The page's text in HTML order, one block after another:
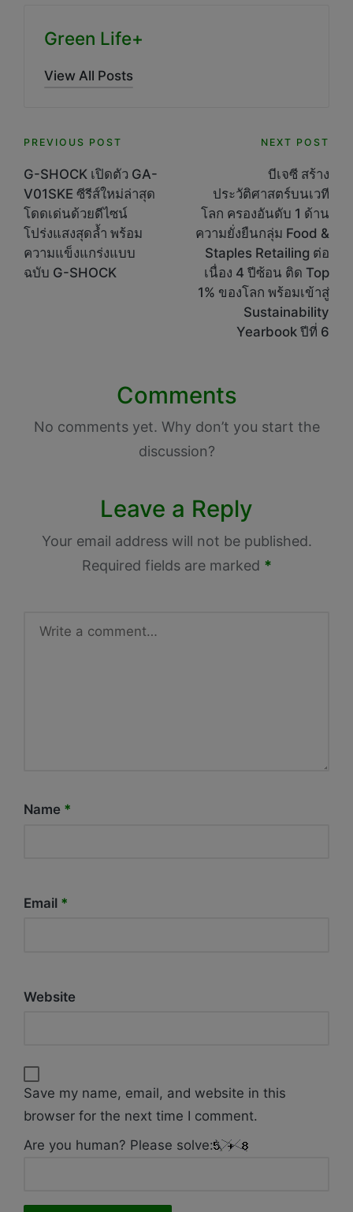
Green Life+
View All Posts
Post
navigation
PREVIOUS POST
G-SHOCK เปิดตัว GA-
V01SKE ซีรีส์ใหม่ล่าสุด
โดดเด่นด้วยดีไซน์
โปร่งแสงสุดล้ำ พร้อม
ความแข็งแกร่งแบบ
ฉบับ G-SHOCK
NEXT POST
บีเจซี สร้าง
ประวัติศาสตร์บนเวที
โลก ครองอันดับ 1 ด้าน
ความยั่งยืนกลุ่ม Food &
Staples Retailing ต่อ
เนื่อง 4 ปีซ้อน ติด Top
1% ของโลก พร้อมเข้าสู่
Sustainability
Yearbook ปีที่ 6
Comments
No comments yet. Why don’t you start the
discussion?
Leave a Reply
Your email address will not be published.
Required fields are marked *
Name *
Email *
Website
Save my name, email, and website in this
browser for the next time I comment.
Are you human? Please solve: